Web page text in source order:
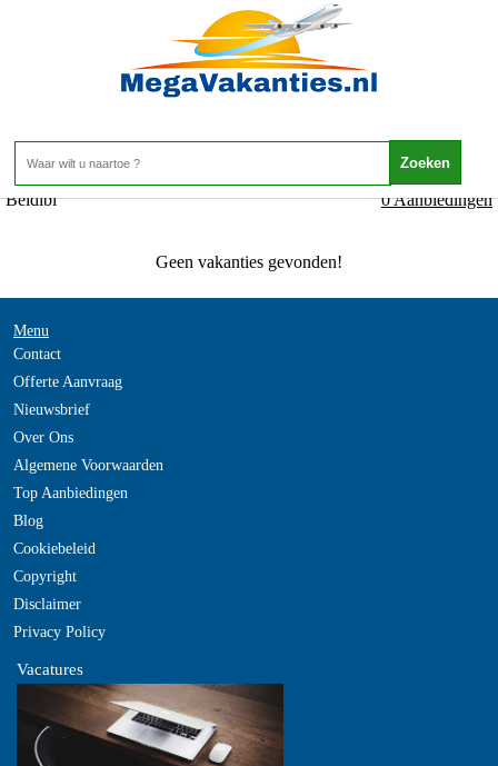
Home>
Beldibi 0 Aanbiedingen
Geen vakanties gevonden!
Menu
Contact
Offerte Aanvraag
Nieuwsbrief
Over Ons
Algemene Voorwaarden
Top Aanbiedingen
Blog
Cookiebeleid
Copyright
Disclaimer
Privacy Policy
Vacatures